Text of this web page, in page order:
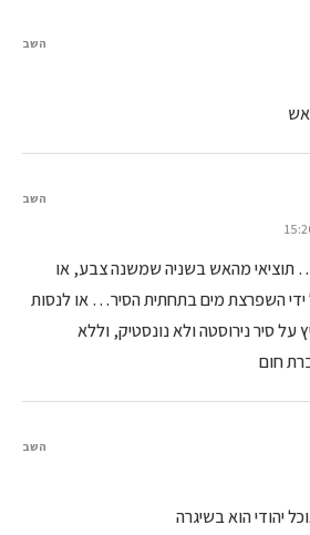
השב
תוציאי מהאש בשניה שמשנה צבע, או
השפרצת מים בתחתית הסיר… או לנסות
סיר נירוסטה ולא נונסטיק, וללא
חום
השב
יהודי הוא בשיגרה
השב